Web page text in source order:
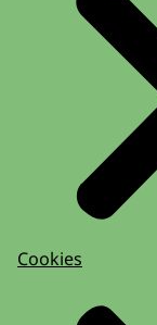
Cookies